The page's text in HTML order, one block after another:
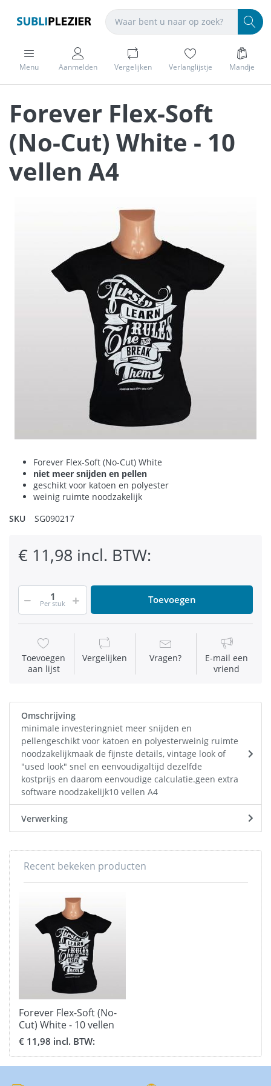
Menu Aanmelden Vergelijken Verlanglijstje Mandje
Forever Flex-Soft
(No-Cut) White - 10
vellen A4
Forever Flex-Soft (No-Cut) White
niet meer snijden en pellen
geschikt voor katoen en polyester
weinig ruimte noodzakelijk
SKU
SG090217
€ 11,98 incl. BTW:
Per stuk Toevoegen
Toevoegen
aan lijst
Vergelijken Vragen?
E-mail een
vriend
Omschrijving
minimale investeringniet meer snijden en
pellengeschikt voor katoen en polyesterweinig ruimte
noodzakelijkmaak de fijnste details, vintage look of
"used look" snel en eenvoudigaltijd dezelfde
kostprijs en daarom eenvoudige calculatie.geen extra
software noodzakelijk10 vellen A4
Verwerking
Recent bekeken producten
Forever Flex-Soft (No-
Cut) White - 10 vellen
A4
€ 11,98 incl. BTW: